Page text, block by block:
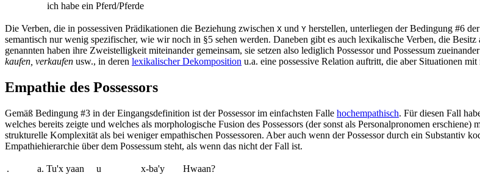
ich habe ein Pferd/Pferde
Die Verben, die in possessiven Prädikationen die Beziehung zwischen X und Y herstellen, unterliegen der Bedingung #6
semantisch nur wenig spezifischer, wie wir noch in §5 sehen werden. Daneben gibt es auch lexikalische Verben, die Besitz
genannten haben ihre Zweistelligkeit miteinander gemeinsam, sie setzen also lediglich Possessor und Possessum
kaufen, verkaufen usw., in deren lexikalischer Dekomposition u.a. eine possessive Relation auftritt, die aber Situationen
Empathie des Possessors
Gemäß Bedingung #3 in der Eingangsdefinition ist der Possessor im einfachsten Falle hochempathisch. Für diesen Fall
welches bereits zeigte und welches als morphologische Fusion des Possessors (der sonst als Personalpronomen
strukturelle Komplexität als bei weniger empathischen Possessoren. Aber auch wenn der Possessor durch ein Substantiv
Empathiehierarchie über dem Possessum steht, als wenn das nicht der Fall ist.
. a. Tu'x yaan u x-ba'y
Hwaan?